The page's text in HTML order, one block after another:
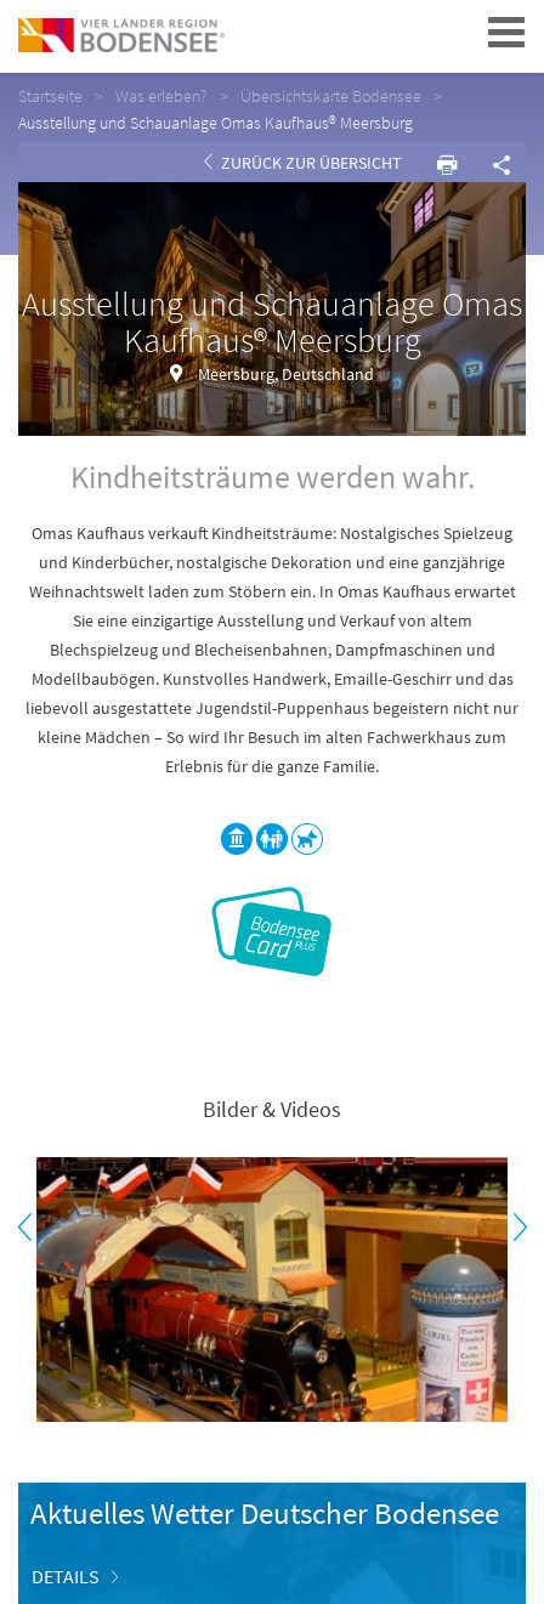
Navigation
Startseite Was erleben?
Übersichtskarte Bodensee
Ausstellung und Schauanlage Omas Kaufhaus® Meersburg
ZURÜCK ZUR ÜBERSICHT
Ausstellung und Schauanlage Omas
Kaufhaus® Meersburg
Meersburg, Deutschland
Kindheitsträume werden wahr.
Omas Kaufhaus verkauft Kindheitsträume: Nostalgisches Spielzeug
und Kinderbücher, nostalgische Dekoration und eine ganzjährige
Weihnachtswelt laden zum Stöbern ein. In Omas Kaufhaus erwartet
Sie eine einzigartige Ausstellung und Verkauf von altem
Blechspielzeug und Blecheisenbahnen, Dampfmaschinen und
Modellbaubögen. Kunstvolles Handwerk, Emaille-Geschirr und das
liebevoll ausgestattete Jugendstil-Puppenhaus begeistern nicht nur
kleine Mädchen – So wird Ihr Besuch im alten Fachwerkhaus zum
Erlebnis für die ganze Familie.
Bilder & Videos
Aktuelles Wetter Deutscher Bodensee
DETAILS